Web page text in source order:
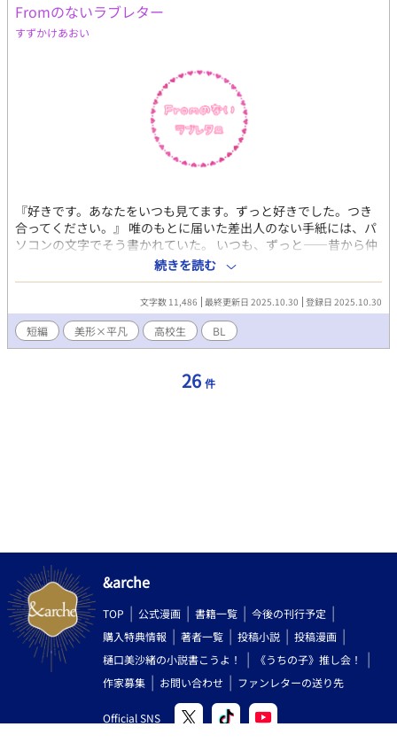
Fromのないラブレター
すずかけあおい
『好きです。あなたをいつも見てます。ずっと好きでした。つき
合ってください。』 唯のもとに届いた差出人のない手紙には、パ
ソコンの文字でそう書かれていた。 いつも、ずっと――昔から仲
がよくて近しい人で思い当たるのは、隣家に住む幼馴染の三兄
弟。 まさか、三兄弟の誰かからのラブレター！？ ＊外部サイトで
も同作品を投稿しています。
続きを読む
文字数 11,486 最終更新日 2025.10.30 登録日 2025.10.30
短編 美形×平凡 高校生 BL
26 件
&arche
TOP 公式漫画 書籍一覧
今後の刊行予定
購入特典情報
著者一覧 投稿小説
投稿漫画
樋口美沙緒の小説書こうよ！
《うちの子》推し会！
作家募集
お問い合わせ ファンレターの送り先
Official SNS